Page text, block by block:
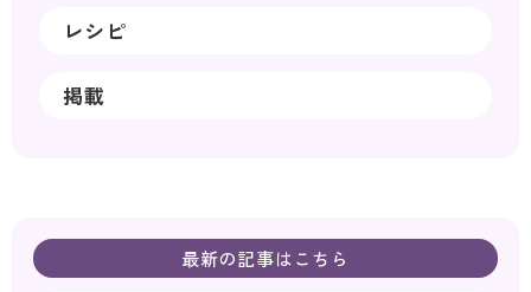
レシピ
掲載
最新の記事はこちら